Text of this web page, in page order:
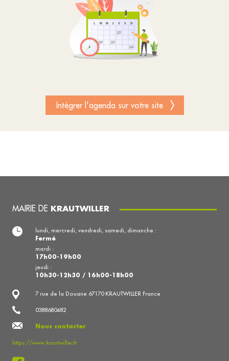
Intégrer l'agenda sur votre site
MAIRIE DE KRAUTWILLER
7 rue de la Douane 67170 KRAUTWILLER France
0388680482
Nous contacter
https://www.krautwiller.fr
lundi, mercredi, vendredi, samedi, dimanche :
Fermé
mardi :
17h00-19h00
jeudi :
10h30-12h30 / 16h00-18h00